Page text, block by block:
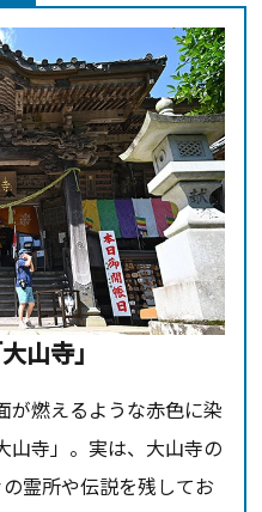
山寺」
が燃えるような赤色に染
山寺」。実は、大山寺の
霊所や伝説を残してお